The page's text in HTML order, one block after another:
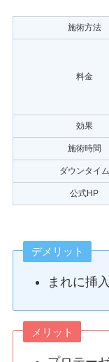
施術方法
料金
効果
施術時間
ダウンタイム
公式HP
デメリット
まれに挿
メリット